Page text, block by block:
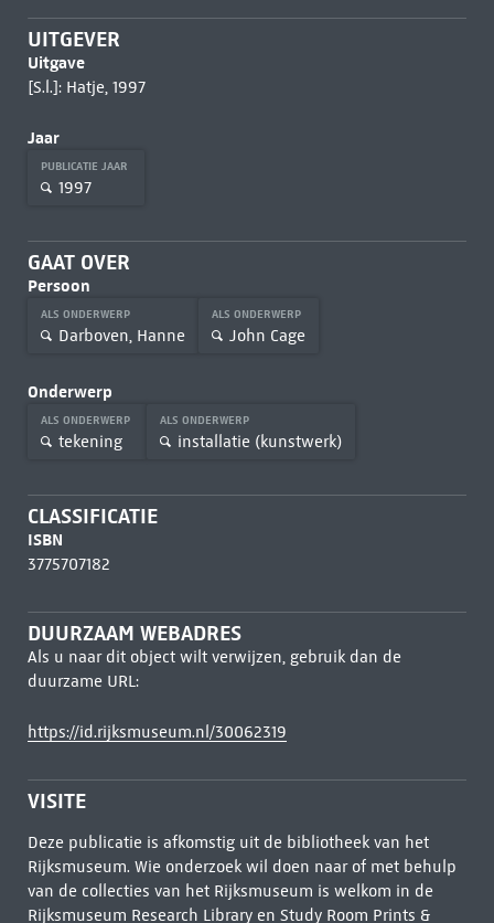
UITGEVER
Uitgave
[S.l.]: Hatje, 1997
Jaar
PUBLICATIE JAAR
1997
GAAT OVER
Persoon
ALS ONDERWERP
Darboven, Hanne
ALS ONDERWERP
John Cage
Onderwerp
ALS ONDERWERP
tekening
ALS ONDERWERP
installatie (kunstwerk)
CLASSIFICATIE
ISBN
3775707182
DUURZAAM WEBADRES
Als u naar dit object wilt verwijzen, gebruik dan de
duurzame URL:
https://id.rijksmuseum.nl/30062319
VISITE
Deze publicatie is afkomstig uit de bibliotheek van het
Rijksmuseum. Wie onderzoek wil doen naar of met behulp
van de collecties van het Rijksmuseum is welkom in de
Rijksmuseum Research Libraryen Study Room Prints &